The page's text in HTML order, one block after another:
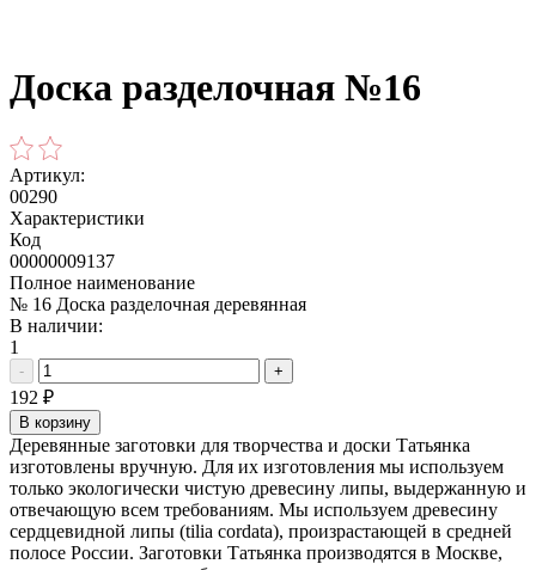
Доска разделочная №16
Артикул:
00290
Характеристики
Код
00000009137
Полное наименование
№ 16 Доска разделочная деревянная
В наличии:
1
- +
192 ₽
В корзину
Деревянные заготовки для творчества и доски Татьянка
изготовлены вручную. Для их изготовления мы используем
только экологически чистую древесину липы, выдержанную и
отвечающую всем требованиям. Мы используем древесину
сердцевидной липы (tilia cordata), произрастающей в средней
полосе России. Заготовки Татьянка производятся в Москве,